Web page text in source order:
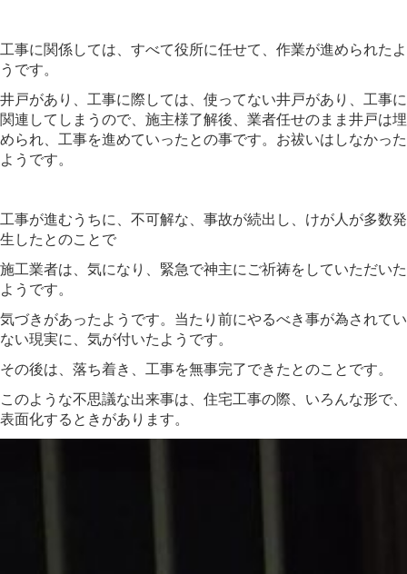
工事に関係しては、すべて役所に任せて、作業が進められたよ
うです。
井戸があり、工事に際しては、使ってない井戸があり、工事に
関連してしまうので、施主様了解後、業者任せのまま井戸は埋
められ、工事を進めていったとの事です。お祓いはしなかった
ようです。
工事が進むうちに、不可解な、事故が続出し、けが人が多数発
生したとのことで
施工業者は、気になり、緊急で神主にご祈祷をしていただいた
ようです。
気づきがあったようです。当たり前にやるべき事が為されてい
ない現実に、気が付いたようです。
その後は、落ち着き、工事を無事完了できたとのことです。
このような不思議な出来事は、住宅工事の際、いろんな形で、
表面化するときがあります。